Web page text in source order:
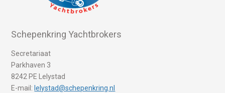
Schepenkring Yachtbrokers
Secretariaat
Parkhaven 3
8242 PE Lelystad
E-mail: lelystad@schepenkring.nl